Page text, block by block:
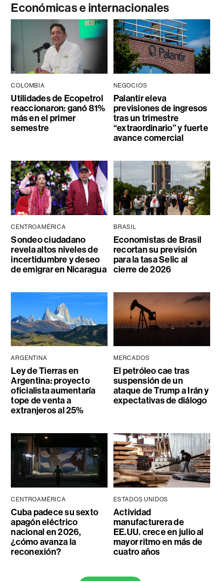
Económicas e internacionales
COLOMBIA
Utilidades de Ecopetrol
reaccionaron: ganó 81%
más en el primer
semestre
NEGOCIOS
Palantir eleva
previsiones de ingresos
tras un trimestre
“extraordinario” y fuerte
avance comercial
CENTROAMÉRICA
Sondeo ciudadano
revela altos niveles de
incertidumbre y deseo
de emigrar en Nicaragua
BRASIL
Economistas de Brasil
recortan su previsión
para la tasa Selic al
cierre de 2026
ARGENTINA
Ley de Tierras en
Argentina: proyecto
oficialista aumentaría
tope de venta a
extranjeros al 25%
MERCADOS
El petróleo cae tras
suspensión de un
ataque de Trump a Irán y
expectativas de diálogo
CENTROAMÉRICA
Cuba padece su sexto
apagón eléctrico
nacional en 2026,
¿cómo avanza la
reconexión?
ESTADOS UNIDOS
Actividad
manufacturera de
EE.UU. crece en julio al
mayor ritmo en más de
cuatro años